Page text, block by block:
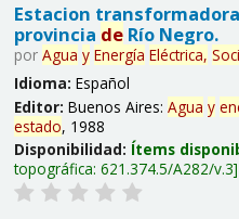
Estacion
provincia deRío Negro.
por Agua y Energía Eléctrica,
Idioma: Español
Editor: Buenos Aires: Agua y
estado, 1988
Disponibilidad: Ítems
topográfica: 621.374.5/A282/v.3